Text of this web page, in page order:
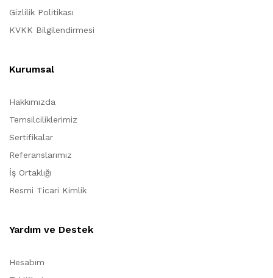
Gizlilik Politikası
KVKK Bilgilendirmesi
Kurumsal
Hakkımızda
Temsilciliklerimiz
Sertifikalar
Referanslarımız
İş Ortaklığı
Resmi Ticari Kimlik
Yardım ve Destek
Hesabım